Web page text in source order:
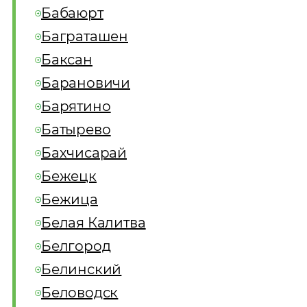
Бабаюрт
Баграташен
Баксан
Барановичи
Барятино
Батырево
Бахчисарай
Бежецк
Бежица
Белая Калитва
Белгород
Белинский
Беловодск